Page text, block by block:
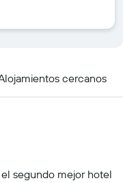
cercanos
segundo mejor hotel